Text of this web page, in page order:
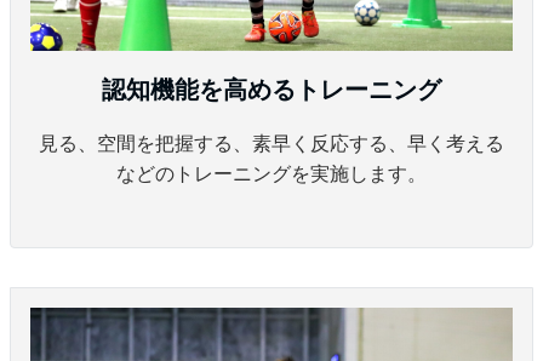
認知機能を高めるトレーニング
見る、空間を把握する、素早く反応する、早く考える
などのトレーニングを実施します。